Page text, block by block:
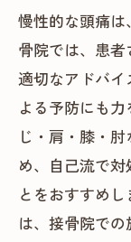
慢性的な頭痛
骨院では、患者
適切なアドバ
よる予防にも
じ・肩・膝・
め、自己流で
とをおすすめ
は、接骨院で